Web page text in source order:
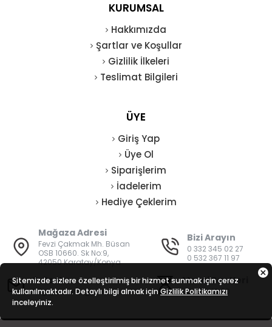
KURUMSAL
Hakkımızda
Şartlar ve Koşullar
Gizlilik İlkeleri
Teslimat Bilgileri
ÜYE
Giriş Yap
Üye Ol
Siparişlerim
İadelerim
Hediye Çeklerim
Mağaza Adresi
Fevzi Çakmak Mh. Büsan
OSB 10660. Sk No:9,
42050 Karatay/Konya
Bizi Arayın
0 332 345 02 27
0 532 367 11 97
E-Posta
bilgi@vatanisguvenligi.com
Mesai Saatleri
08:00 - 19:00
Sitemizde sizlere özelleştirilmiş bir hizmet sunmak için çerez
kullanılmaktadır. Detaylı bilgi almak için Gizlilik Politikamızı
inceleyiniz.